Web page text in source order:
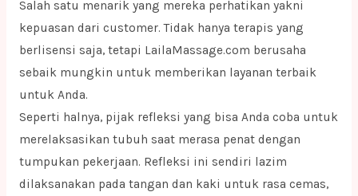
Salah satu menarik yang mereka perhatikan yakni
kepuasan dari customer. Tidak hanya terapis yang
berlisensi saja, tetapi LailaMassage.com berusaha
sebaik mungkin untuk memberikan layanan terbaik
untuk Anda.
Seperti halnya, pijak refleksi yang bisa Anda coba untuk
merelaksasikan tubuh saat merasa penat dengan
tumpukan pekerjaan. Refleksi ini sendiri lazim
dilaksanakan pada tangan dan kaki untuk rasa cemas,